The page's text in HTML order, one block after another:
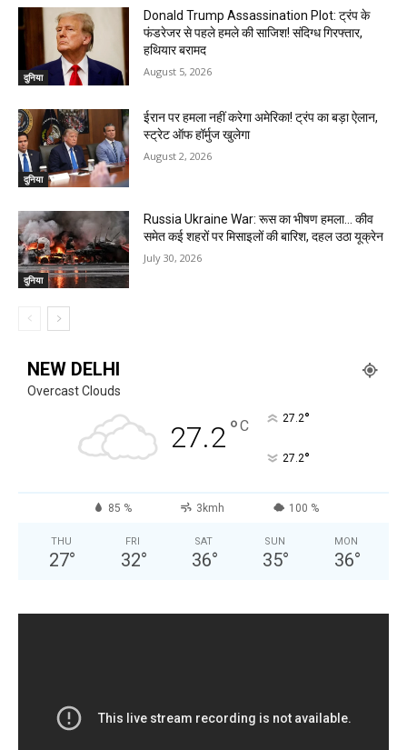
दुनिया
Donald Trump Assassination Plot: ट्रंप के
फंडरेजर से पहले हमले की साजिश! संदिग्ध गिरफ्तार,
हथियार बरामद
August 5, 2026
दुनिया
ईरान पर हमला नहीं करेगा अमेरिका! ट्रंप का बड़ा ऐलान,
स्ट्रेट ऑफ हॉर्मुज खुलेगा
August 2, 2026
दुनिया
Russia Ukraine War: रूस का भीषण हमला… कीव
समेत कई शहरों पर मिसाइलों की बारिश, दहल उठा यूक्रेन
July 30, 2026
NEW DELHI
Overcast Clouds
27.2°C 27.2°
27.2°
85 % 3kmh 100 %
THU
27°
FRI
32°
SAT
36°
SUN
35°
MON
36°